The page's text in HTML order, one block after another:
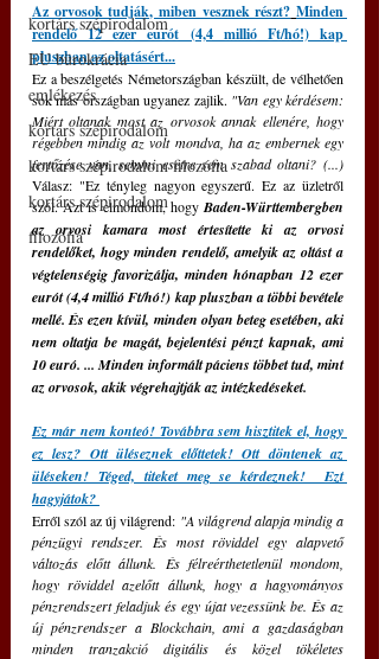
kortárs szépirodalom
EU bürokrácia
emlékezés
kortárs szépirodalom
kortárs szépirodalom filozófia
kortárs szépirodalom
filozófia
Az orvosok tudják, miben vesznek részt? Minden
rendelő 12 ezer eurót (4,4 millió Ft/hó!) kap
pluszban az oltatásért...
Ez a beszélgetés Németországban készült, de vélhetően
sok más országban ugyanez zajlik. "Van egy kérdésem:
Miért oltanak most az orvosok annak ellenére, hogy
régebben mindig az volt mondva, ha az embernek egy
Válasz: "Ez tényleg nagyon egyszerű. Ez az üzletről
szól. Azt is elmondom, hogy Baden-Württembergben
az orvosi kamara most értesítette ki az orvosi
rendelőket, hogy minden rendelő, amelyik az oltást a
végtelenségig favorizálja, minden hónapban 12 ezer
eurót (4,4 millió Ft/hó!) kap pluszban a többi bevétele
mellé. És ezen kívül, minden olyan beteg esetében, aki
nem oltatja be magát, bejelentési pénzt kapnak, ami
10 euró. ... Minden informált páciens többet tud, mint
az orvosok, akik végrehajtják az intézkedéseket.
Ez már nem konteó! Továbbra sem hisztitek el, hogy
ez lesz? Ott üléseznek előttetek! Ott döntenek az
üléseken! Téged, titeket meg se kérdeznek!  Ezt
hagyjátok?
Erről szól az új világrend: "A világrend alapja mindig a
pénzügyi rendszer. És most röviddel egy alapvető
változás előtt állunk. És félreérthetetlenül mondom,
hogy röviddel azelőtt állunk, hogy a hagyományos
pénzrendszert feladjuk és egy újat vezessünk be. És az
új pénzrendszer a Blockchain, ami a gazdaságban
minden tranzakció digitális és közel tökéletes